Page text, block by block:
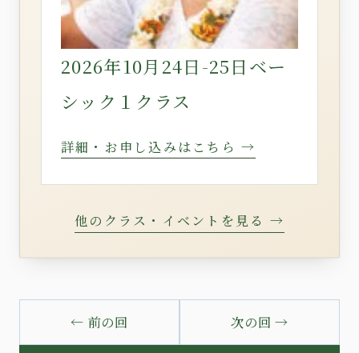
2026年10月24日-25日ベー
シック１クラス
詳細・お申し込みはこちら →
他のクラス・イベントを見る →
← 前の回 次の回 →